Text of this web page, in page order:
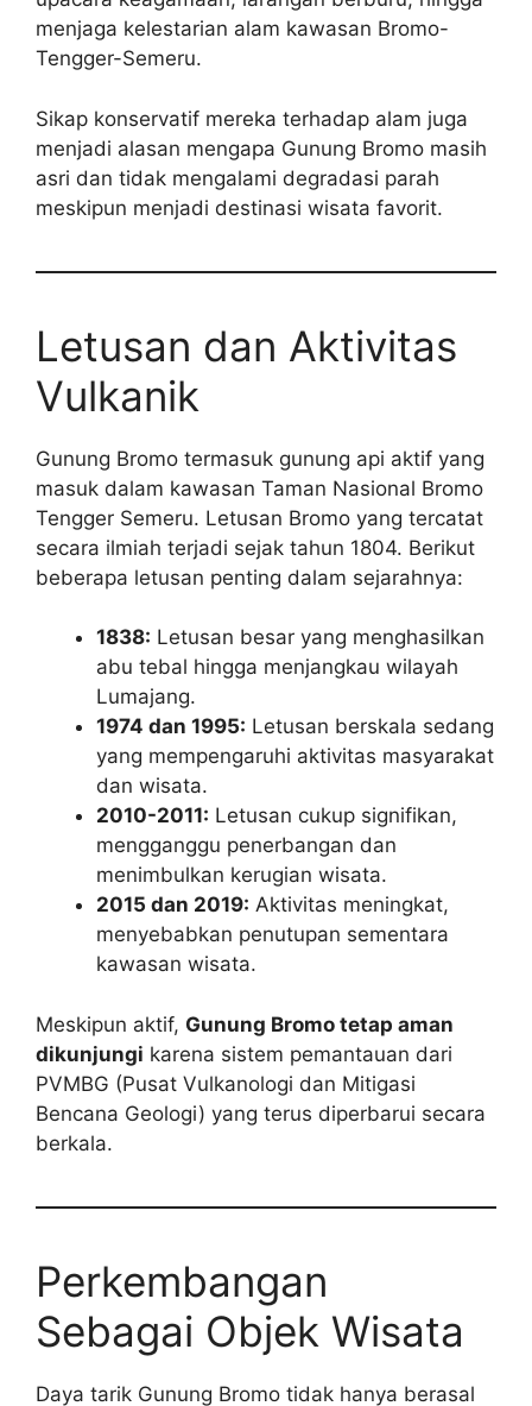
menjaga kelestarian alam kawasan Bromo-
Tengger-Semeru.
Sikap konservatif mereka terhadap alam juga
menjadi alasan mengapa Gunung Bromo masih
asri dan tidak mengalami degradasi parah
meskipun menjadi destinasi wisata favorit.
Letusan dan Aktivitas
Vulkanik
Gunung Bromo termasuk gunung api aktif yang
masuk dalam kawasan Taman Nasional Bromo
Tengger Semeru. Letusan Bromo yang tercatat
secara ilmiah terjadi sejak tahun 1804. Berikut
beberapa letusan penting dalam sejarahnya:
1838: Letusan besar yang menghasilkan
abu tebal hingga menjangkau wilayah
Lumajang.
1974 dan 1995: Letusan berskala sedang
yang mempengaruhi aktivitas masyarakat
dan wisata.
2010-2011: Letusan cukup signifikan,
mengganggu penerbangan dan
menimbulkan kerugian wisata.
2015 dan 2019: Aktivitas meningkat,
menyebabkan penutupan sementara
kawasan wisata.
Meskipun aktif, Gunung Bromo tetap aman
dikunjungi karena sistem pemantauan dari
PVMBG (Pusat Vulkanologi dan Mitigasi
Bencana Geologi) yang terus diperbarui secara
berkala.
Perkembangan
Sebagai Objek Wisata
Daya tarik Gunung Bromo tidak hanya berasal